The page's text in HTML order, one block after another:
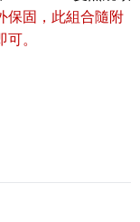
保固，此組合隨附
。